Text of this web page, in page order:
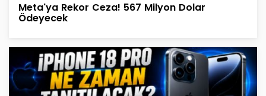
Meta'ya Rekor Ceza! 567 Milyon Dolar
Ödeyecek